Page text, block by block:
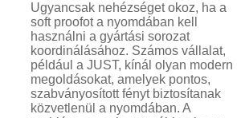
Ugyancsak nehézséget okoz, ha a
soft proofot a nyomdában kell
használni a gyártási sorozat
koordinálásához. Számos vállalat,
például a JUST, kínál olyan modern
megoldásokat, amelyek pontos,
szabványosított fényt biztosítanak
közvetlenül a nyomdában. A